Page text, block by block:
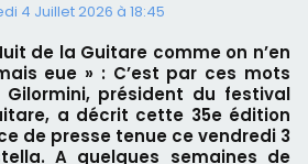
4 Juillet 2026 à 18:45
de la Guitare comme on n’en
eue » : C’est par ces mots
Gilormini, président du festival
a décrit cette 35e édition
de presse tenue ce vendredi 3
A quelques semaines de